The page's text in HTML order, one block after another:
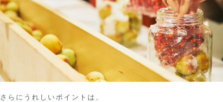
さらにうれしいポイントは、